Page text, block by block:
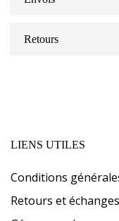
Retours
LIENS UTILES
Conditions
Retours et échanges